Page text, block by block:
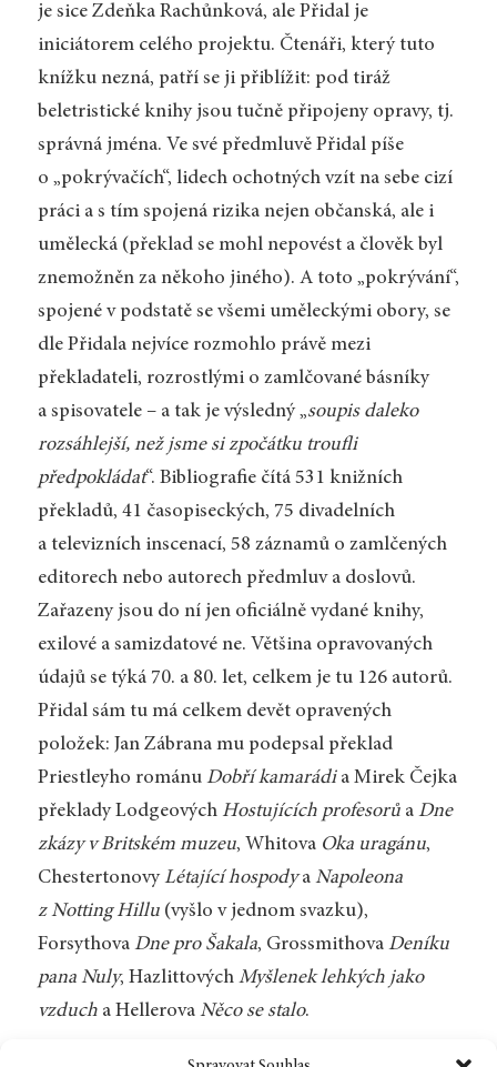
je sice Zdeňka Rachůnková, ale Přidal je
iniciátorem celého projektu. Čtenáři, který tuto
knížku nezná, patří se ji přiblížit: pod tiráž
beletristické knihy jsou tučně připojeny opravy, tj.
správná jména. Ve své předmluvě Přidal píše
o „pokrývačích“, lidech ochotných vzít na sebe cizí
práci a s tím spojená rizika nejen občanská, ale i
umělecká (překlad se mohl nepovést a člověk byl
znemožněn za někoho jiného). A toto „pokrývání“,
spojené v podstatě se všemi uměleckými obory, se
dle Přidala nejvíce rozmohlo právě mezi
překladateli, rozrostlými o zamlčované básníky
a spisovatele – a tak je výsledný „soupis daleko
rozsáhlejší, než jsme si zpočátku troufli
předpokládat“. Bibliografie čítá 531 knižních
překladů, 41 časopiseckých, 75 divadelních
a televizních inscenací, 58 záznamů o zamlčených
editorech nebo autorech předmluv a doslovů.
Zařazeny jsou do ní jen oficiálně vydané knihy,
exilové a samizdatové ne. Většina opravovaných
údajů se týká 70. a 80. let, celkem je tu 126 autorů.
Přidal sám tu má celkem devět opravených
položek: Jan Zábrana mu podepsal překlad
Priestleyho románu Dobří kamarádia Mirek Čejka
překlady Lodgeových Hostujících profesorůa Dne
zkázy v Britském muzeu, Whitova Oka uragánu,
ChestertonovyLétající hospodya Napoleona
z Notting Hillu(vyšlo v jednom svazku),
Forsythova Dne pro Šakala, Grossmithova Deníku
pana Nuly, Hazlittových Myšlenek lehkých jako
vzducha Hellerova Něco se stalo.